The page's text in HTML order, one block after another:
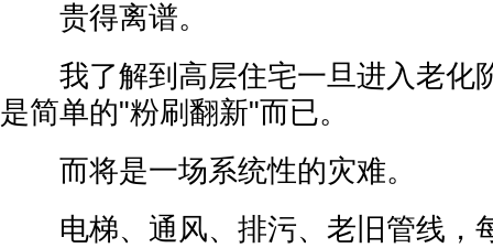
贵得离谱。
我了解到高层住宅一旦进入老化
是简单的"粉刷翻新"而已。
而将是一场系统性的灾难。
电梯、通风、排污、老旧管线，